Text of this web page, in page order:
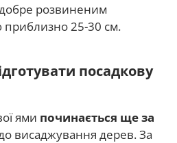
добре розвиненим
25-30 см.
посадкову
ями починається ще за
висаджування дерев. За